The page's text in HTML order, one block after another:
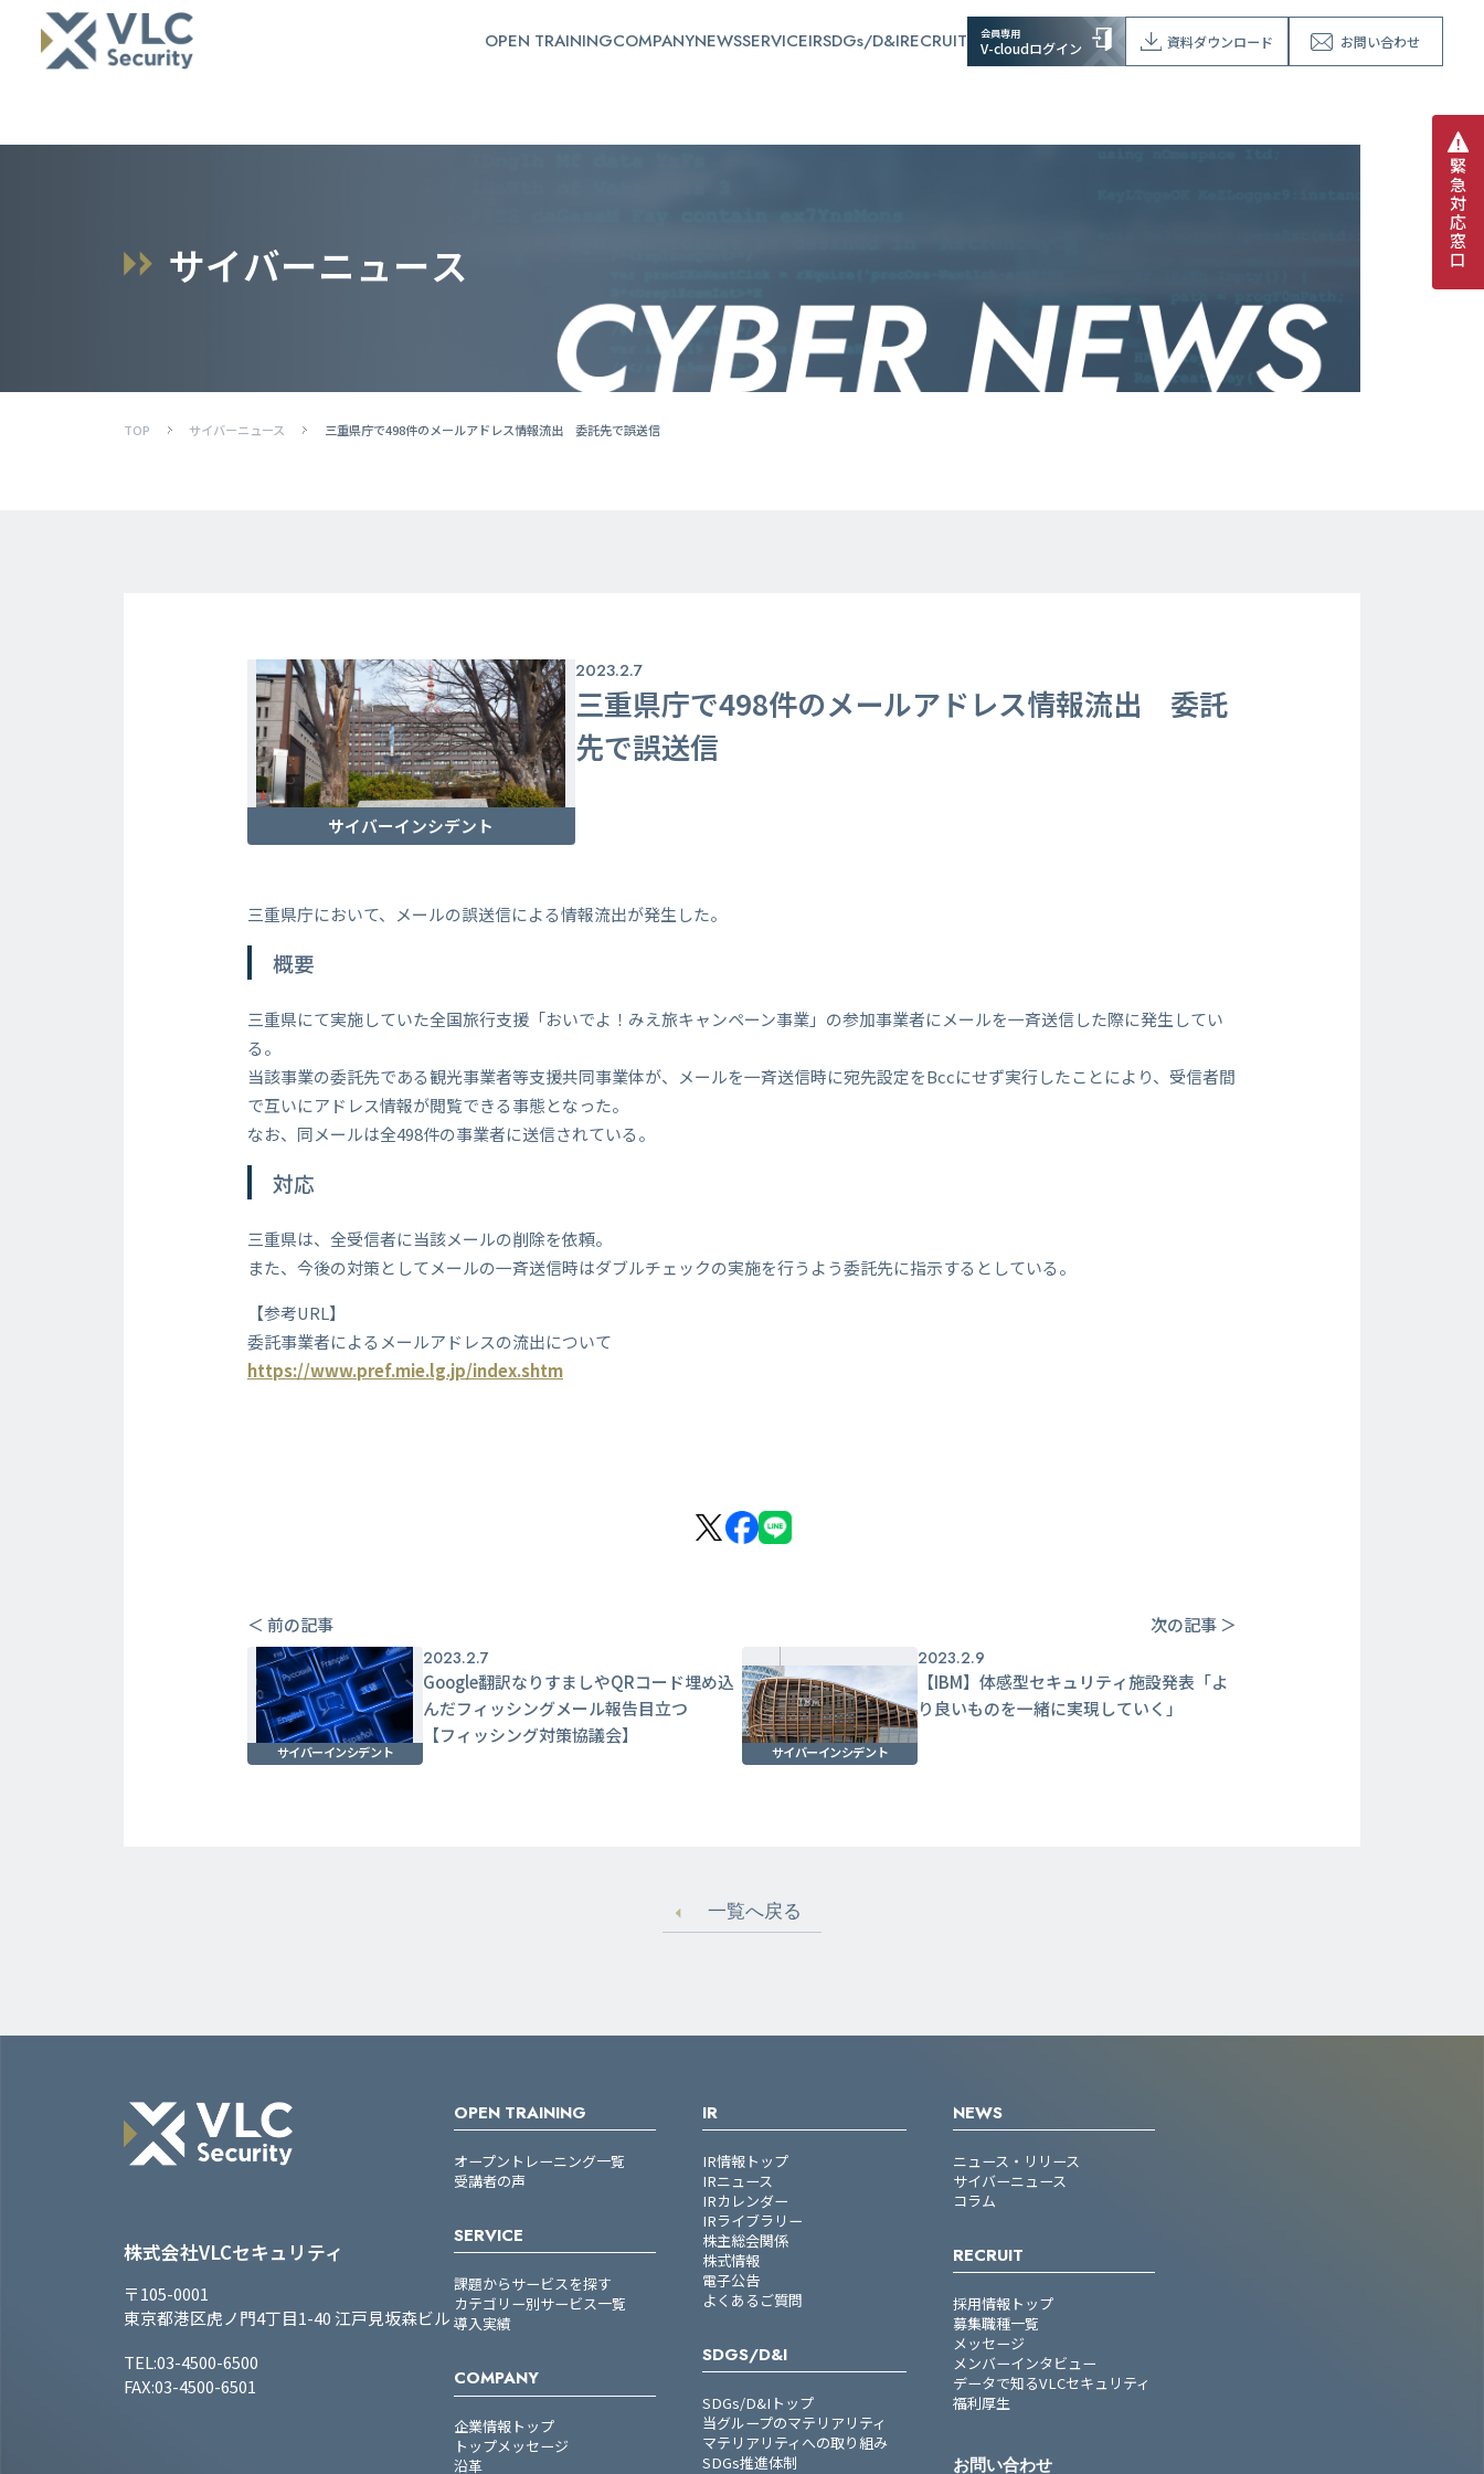
OPEN TRAININGCOMPANYNEWSSERVICEIRSDGs/D&IRECRUIT 会員専用
V-cloudログイン 資料ダウンロード お問い合わせ
緊
急
対
応
窓
口
サイバーニュース
TOP サイバーニュース 三重県庁で498件のメールアドレス情報流出 委託先で誤送信
サイバーインシデント
2023.2.7
三重県庁で498件のメールアドレス情報流出 委託
先で誤送信
三重県庁において、メールの誤送信による情報流出が発生した。
概要
三重県にて実施していた全国旅行支援「おいでよ！みえ旅キャンペーン事業」の参加事業者にメールを一斉送信した際に発生してい
る。
当該事業の委託先である観光事業者等支援共同事業体が、メールを一斉送信時に宛先設定をBccにせず実行したことにより、受信者間
で互いにアドレス情報が閲覧できる事態となった。
なお、同メールは全498件の事業者に送信されている。
対応
三重県は、全受信者に当該メールの削除を依頼。
また、今後の対策としてメールの一斉送信時はダブルチェックの実施を行うよう委託先に指示するとしている。
【参考URL】
委託事業者によるメールアドレスの流出について
https://www.pref.mie.lg.jp/index.shtm
＜ 前の記事 次の記事 ＞
サイバーインシデント
2023.2.7
Google翻訳なりすましやQRコード埋め込
んだフィッシングメール報告目立つ
【フィッシング対策協議会】
サイバーインシデント
2023.2.9
【IBM】体感型セキュリティ施設発表「よ
り良いものを一緒に実現していく」
一覧へ戻る
株式会社VLCセキュリティ
〒105-0001
東京都港区虎ノ門4丁目1-40 江戸見坂森ビル
TEL:03-4500-6500
FAX:03-4500-6501
OPEN TRAINING
オープントレーニング一覧
受講者の声
SERVICE
課題からサービスを探す
カテゴリー別サービス一覧
導入実績
COMPANY
企業情報トップ
トップメッセージ
沿革
IR
IR情報トップ
IRニュース
IRカレンダー
IRライブラリー
株主総会関係
株式情報
電子公告
よくあるご質問
SDGS/D&I
SDGs/D&Iトップ
当グループのマテリアリティ
マテリアリティへの取り組み
SDGs推進体制
NEWS
ニュース・リリース
サイバーニュース
コラム
RECRUIT
採用情報トップ
募集職種一覧
メッセージ
メンバーインタビュー
データで知るVLCセキュリティ
福利厚生
お問い合わせ